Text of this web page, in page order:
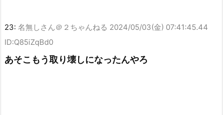
23: 名無しさん＠２ちゃんねる 2024/05/03(金) 07:41:45.44
ID:Q85iZqBd0
あそこもう取り壊しになったんやろ